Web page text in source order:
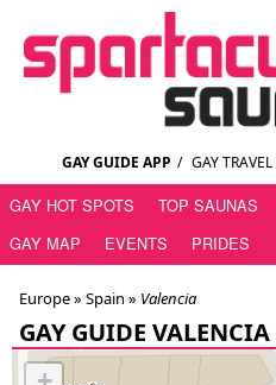
GAY GUIDE APP / GAY
GAY HOT SPOTS TOP SAUNAS
GAY MAP
EVENTS PRIDES
Europe » Spain » Valencia
GAY GUIDE VALENCIA